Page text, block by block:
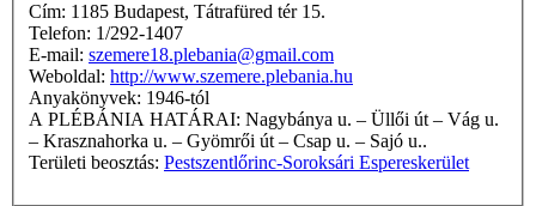
Cím: 1185 Budapest, Tátrafüred tér 15.
Telefon: 1/292-1407
E-mail: szemere18.plebania@gmail.com
Weboldal: http://www.szemere.plebania.hu
Anyakönyvek: 1946-tól
A PLÉBÁNIA HATÁRAI: Nagybánya u. – Üllői út – Vág u.
– Krasznahorka u. – Gyömrői út – Csap u. – Sajó u..
Területi beosztás: Pestszentlőrinc-Soroksári Espereskerület